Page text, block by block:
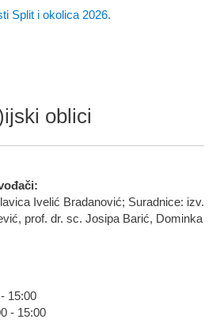
Split i okolica 2026.
oblici
Ivelić Bradanović; Suradnice: izv.
prof. dr. sc. Josipa Barić, Dominka
15:00
- 15:00